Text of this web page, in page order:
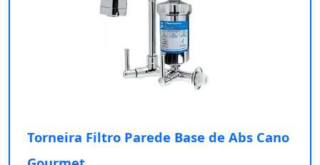
Torneira Filtro Parede Base de Abs Cano